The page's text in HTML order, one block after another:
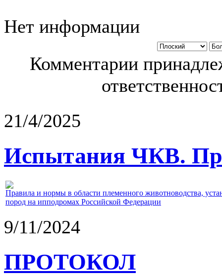
Нет информации
Комментарии
21/4/2025
Испытания ЧКВ.
Правила и нормы в области племенного животноводства,
пород на ипподромах Российской Федерации
9/11/2024
ПРОТОКОЛ